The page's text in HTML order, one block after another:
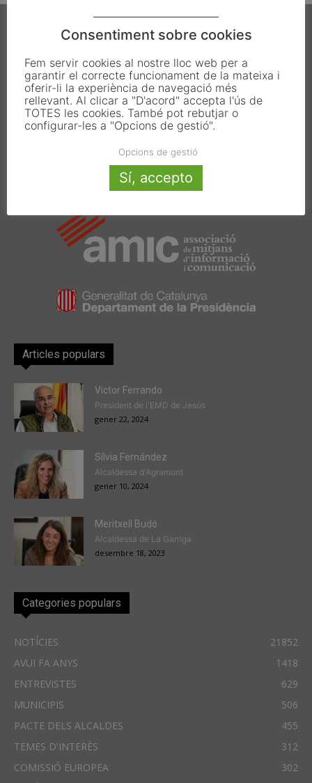
Carrer Francesc Carbonell 46-48
08034 Barcelona
T. 933 390 812
info@alcaldes.eu
Amb la col·laboració de:
Articles populars
Victor Ferrando
President de l'EMD de Jesús
gener 22, 2024
Sílvia Fernández
Alcaldessa d'Agramunt
gener 10, 2024
Meritxell Budó
Alcaldessa de La Garriga
desembre 18, 2023
Categories populars
NOTÍCIES
21852
AVUI FA ANYS
1418
ENTREVISTES
629
MUNICIPIS
506
PACTE DELS ALCALDES
455
TEMES D'INTERÈS
312
COMISSIÓ EUROPEA
302
Consentiment sobre cookies
Fem servir cookies al nostre lloc web per a
garantir el correcte funcionament de la mateixa i
oferir-li la experiència de navegació més
rellevant. Al clicar a "D'acord" accepta l'ús de
TOTES les cookies. També pot rebutjar o
configurar-les a "Opcions de gestió".
Opcions de gestió
Sí, accepto